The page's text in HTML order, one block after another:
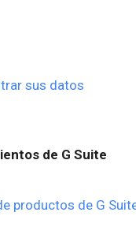
sus datos
de G Suite
productos de G